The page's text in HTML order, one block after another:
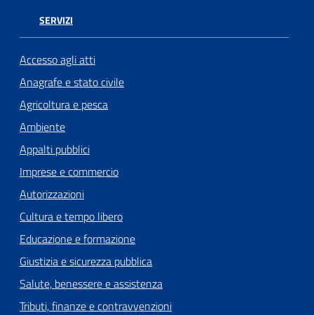
SERVIZI
Accesso agli atti
Anagrafe e stato civile
Agricoltura e pesca
Ambiente
Appalti pubblici
Imprese e commercio
Autorizzazioni
Cultura e tempo libero
Educazione e formazione
Giustizia e sicurezza pubblica
Salute, benessere e assistenza
Tributi, finanze e contravvenzioni